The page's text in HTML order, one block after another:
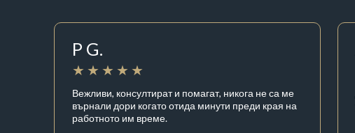
P G.
Вежливи, консултират и помагат, никога не са ме
върнали дори когато отида минути преди края на
работното им време.